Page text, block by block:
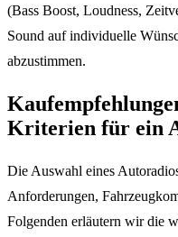
(Bass Boost, Loudness,
Sound auf individuelle
abzustimmen.
Kriterien für ein
Die Auswahl eines
Anforderungen,
Folgenden erläutern wir die